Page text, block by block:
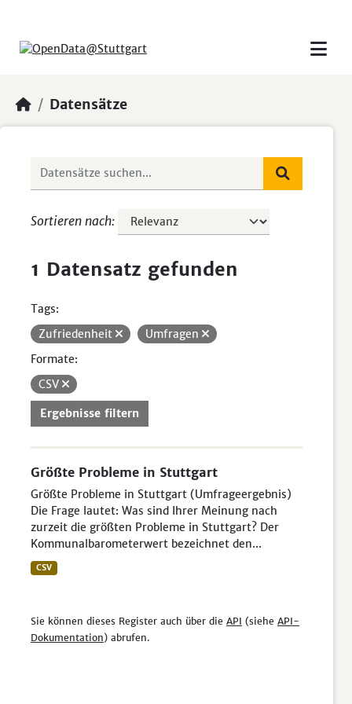
Datensätze
Sortieren nach
1 Datensatz gefunden
Tags:
Zufriedenheit
Umfragen
Formate:
CSV
Ergebnisse filtern
Größte Probleme in Stuttgart
Größte Probleme in Stuttgart (Umfrageergebnis)
Die Frage lautet: Was sind Ihrer Meinung nach
zurzeit die größten Probleme in Stuttgart? Der
Kommunalbarometerwert bezeichnet den...
CSV
Sie können dieses Register auch über die API (siehe API-
Dokumentation) abrufen.